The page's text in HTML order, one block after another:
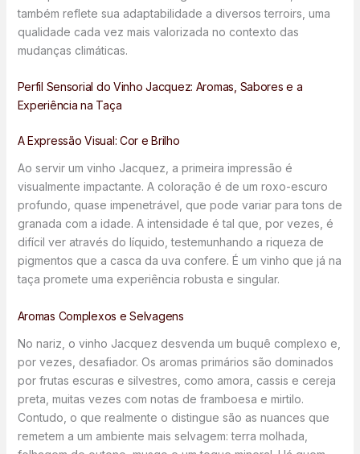
também reflete sua adaptabilidade a diversos terroirs, uma
qualidade cada vez mais valorizada no contexto das
mudanças climáticas.
Perfil Sensorial do Vinho Jacquez: Aromas, Sabores e a
Experiência na Taça
A Expressão Visual: Cor e Brilho
Ao servir um vinho Jacquez, a primeira impressão é
visualmente impactante. A coloração é de um roxo-escuro
profundo, quase impenetrável, que pode variar para tons de
granada com a idade. A intensidade é tal que, por vezes, é
difícil ver através do líquido, testemunhando a riqueza de
pigmentos que a casca da uva confere. É um vinho que já na
taça promete uma experiência robusta e singular.
Aromas Complexos e Selvagens
No nariz, o vinho Jacquez desvenda um buquê complexo e,
por vezes, desafiador. Os aromas primários são dominados
por frutas escuras e silvestres, como amora, cassis e cereja
preta, muitas vezes com notas de framboesa e mirtilo.
Contudo, o que realmente o distingue são as nuances que
remetem a um ambiente mais selvagem: terra molhada,